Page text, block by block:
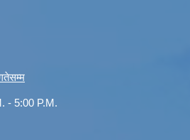
- 5:00 P.M.